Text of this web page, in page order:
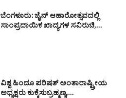
ಬೆಂಗಳೂರು: ಜೈನ್ ಆಹಾರೋತ್ಸವದಲ್ಲಿ
ಸಾಂಪ್ರದಾಯಿಕ ಖಾದ್ಯಗಳ ಸವಿರುಚಿ,…
ವಿಶ್ವ ಹಿಂದೂ ಪರಿಷತ್ ಅಂತಾರಾಷ್ಟ್ರೀಯ
ಅಧ್ಯಕ್ಷರು ಕುಕ್ಕೆಸುಬ್ರಹ್ಮಣ್ಯ,…